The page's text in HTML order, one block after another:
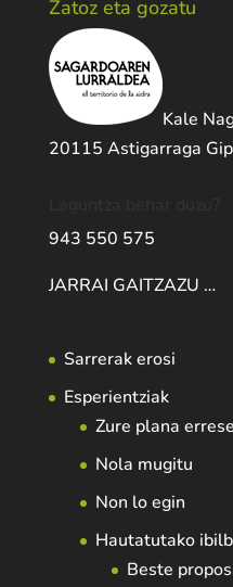
Zatoz eta gozatu
Kale
20115 Astigarraga
943 550 575
JARRAI GAITZAZU …
Sarrerak erosi
Esperientziak
Zure plana
Nola mugitu
Non lo egin
Hautatutako
Beste